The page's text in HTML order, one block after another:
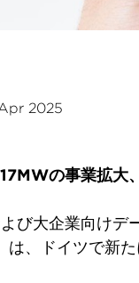
2025
の事業拡
び大企業向け
は、ドイツで新